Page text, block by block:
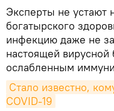
Эксперты не устают
богатырского
инфекцию даже не
настоящей
ослабленным
Стало известно,
COVID-19